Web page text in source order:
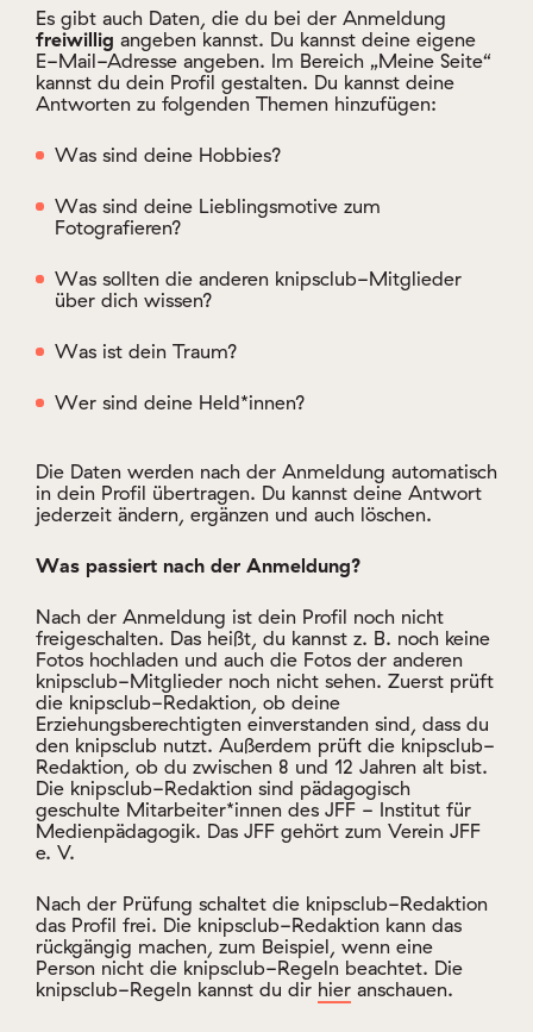
Es gibt auch Daten, die du bei der Anmeldung
freiwillig angeben kannst. Du kannst deine eigene
E-Mail-Adresse angeben. Im Bereich „Meine Seite“
kannst du dein Profil gestalten. Du kannst deine
Antworten zu folgenden Themen hinzufügen:
Was sind deine Hobbies?
Was sind deine Lieblingsmotive zum
Fotografieren?
Was sollten die anderen knipsclub-Mitglieder
über dich wissen?
Was ist dein Traum?
Wer sind deine Held*innen?
Die Daten werden nach der Anmeldung automatisch
in dein Profil übertragen. Du kannst deine Antwort
jederzeit ändern, ergänzen und auch löschen.
Was passiert nach der Anmeldung?
Nach der Anmeldung ist dein Profil noch nicht
freigeschalten. Das heißt, du kannst z. B. noch keine
Fotos hochladen und auch die Fotos der anderen
knipsclub-Mitglieder noch nicht sehen. Zuerst prüft
die knipsclub-Redaktion, ob deine
Erziehungsberechtigten einverstanden sind, dass du
den knipsclub nutzt. Außerdem prüft die knipsclub-
Redaktion, ob du zwischen 8 und 12 Jahren alt bist.
Die knipsclub-Redaktion sind pädagogisch
geschulte Mitarbeiter*innen des JFF - Institut für
Medienpädagogik. Das JFF gehört zum Verein JFF
e. V.
Nach der Prüfung schaltet die knipsclub-Redaktion
das Profil frei. Die knipsclub-Redaktion kann das
rückgängig machen, zum Beispiel, wenn eine
Person nicht die knipsclub-Regeln beachtet. Die
knipsclub-Regeln kannst du dir hier anschauen.